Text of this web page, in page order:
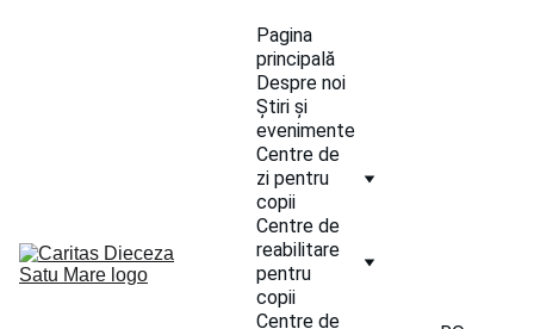
Pagina
principală
Despre noi
Știri și
evenimente
Centre de
zi pentru
copii
Centre de
reabilitare
pentru
copii
Centre de